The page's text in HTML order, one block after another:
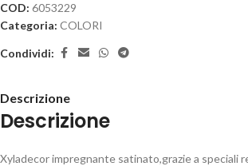
COD: 6053229
Categoria: COLORI
Condividi:
Descrizione
Descrizione
Xyladecor impregnante satinato,grazie a speciali